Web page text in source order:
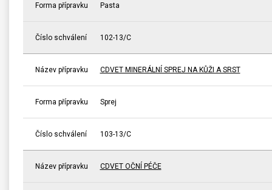
Forma přípravku Pasta
Číslo schválení 102-13/C
Název přípravku CDVET MINERÁLNÍ SPREJ NA KŮŽI A SRST
Forma přípravku Sprej
Číslo schválení 103-13/C
Název přípravku CDVET OČNÍ PÉČE